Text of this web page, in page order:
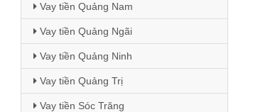
Vay tiền Quảng Nam
Vay tiền Quảng Ngãi
Vay tiền Quảng Ninh
Vay tiền Quảng Trị
Vay tiền Sóc Trăng